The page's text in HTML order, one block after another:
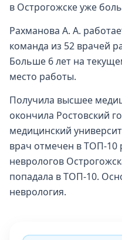
в Острогожске уже
Рахманова А. А.
команда из 52 врачей
Больше 6 лет на
место работы.
Получила высшее
окончила Ростовский
медицинский
врач отмечен в ТОП-10
неврологов
попадала в ТОП-10.
неврология.